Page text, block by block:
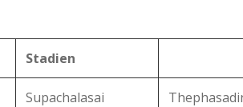
Stadien
Supachalasai